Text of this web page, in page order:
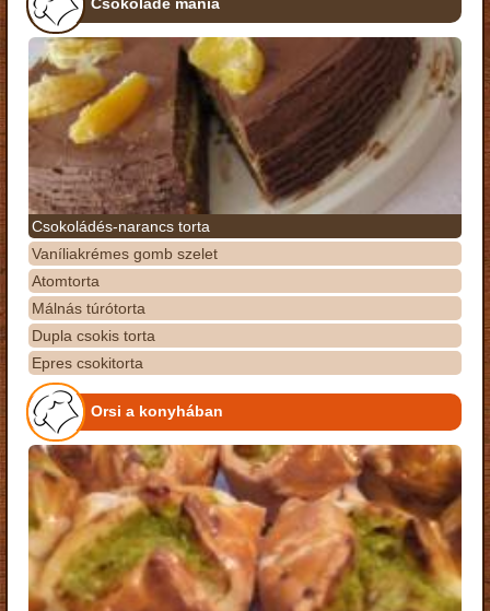
Csokoládés-narancs torta
Vaníliakrémes gomb szelet
Atomtorta
Málnás túrótorta
Dupla csokis torta
Epres csokitorta
Orsi a konyhában